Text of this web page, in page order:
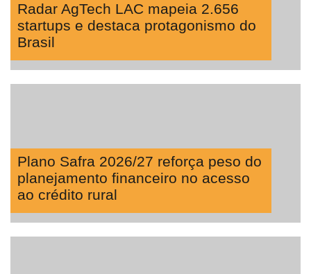
Radar AgTech LAC mapeia 2.656
startups e destaca protagonismo do
Brasil
Plano Safra 2026/27 reforça peso do
planejamento financeiro no acesso
ao crédito rural